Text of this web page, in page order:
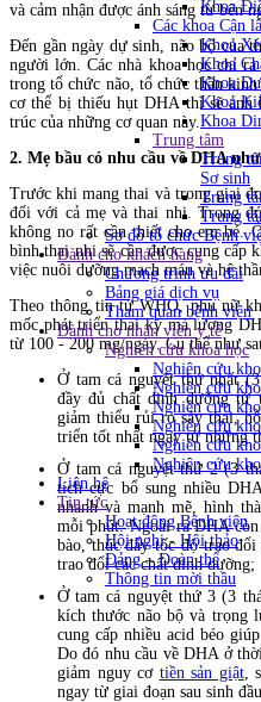
Khoa
Các khoa Cận
Khoa
Khoa
Khoa
Khoa
Khoa
Trung tâm
Trung
Sơ sinh
Trung
Trung
Sơ đồ tổ chức Bệnh
Dành cho khách hàng
Chương trình ưu đãi
Bảng giá dịch vụ
Tham quan bệnh viện
Dành cho nhân viên y tế
Nghiên cứu khoa học
Nghiên cứu
Nghiên cứu
Nghiên cứu
Nghiên cứu
Nghiên cứu
Nghiên cứu
Liên hệ
Tin tức
Hoạt động Bệnh viện
Hội nghị - Hội thảo
Đảng – Đoàn thể
Thông tin mời thầu
và cảm nhận được ánh sáng từ bên
Đến gần ngày dự sinh, não bộ của
người lớn. Các nhà khoa học chỉ
trong tổ chức não, tổ chức thần
cơ thể bị thiếu hụt DHA thì sẽ ảnh
trúc của những cơ quan này.
2. Mẹ bầu có nhu cầu về DHA
Trước khi mang thai và trong giai
đối với cả mẹ và thai nhi. Trong
không no rất cần thiết cho em bé.
bình thai nhi sẽ cần được cung cấp
việc nuôi dưỡng mạch máu và hệ
Theo thông tin từ WHO, phụ nữ
mốc phát triển thai kỳ mà lượng
từ 100 - 200 mg/ngày. Cụ thể như
Ở tam cá nguyệt thứ nhất
đầy đủ chất dinh dưỡng từ
giảm thiểu rủi ro sảy thai,
triển tốt nhất ngay từ những
Ở tam cá nguyệt thứ 2 (3
tích cực bổ sung nhiều
nhanh và mạnh mẽ, hình
mỗi phút. Ngoài ra DHA
bào, thúc đẩy tốc độ trao
trao đổi các chất dinh dưỡng;
Ở tam cá nguyệt thứ 3 (3
kích thước não bộ và trọng
cung cấp nhiều acid béo
Do đó nhu cầu về DHA ở
giảm nguy cơ tiền sản giật,
ngay từ giai đoạn sau sinh